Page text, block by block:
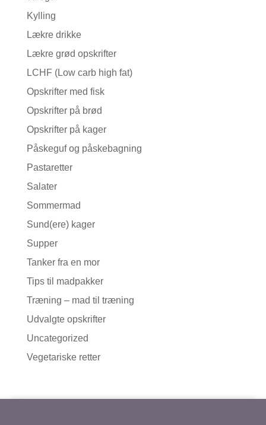
Kylling
Lækre drikke
Lækre grød opskrifter
LCHF (Low carb high fat)
Opskrifter med fisk
Opskrifter på brød
Opskrifter på kager
Påskeguf og påskebagning
Pastaretter
Salater
Sommermad
Sund(ere) kager
Supper
Tanker fra en mor
Tips til madpakker
Træning – mad til træning
Udvalgte opskrifter
Uncategorized
Vegetariske retter